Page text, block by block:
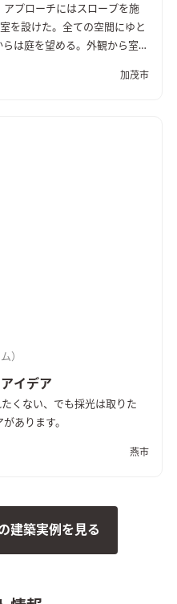
プローチにはスロープを施
を設けた。全ての空間にゆと
は庭を望める。外観から室内
加茂市
）
イデア
くない、でも採光は取りた
あります。
燕市
建築実例を見る